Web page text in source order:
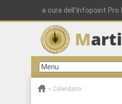
a cura dell'Infopoint Pro
M
» Calendario
00:00
01:00